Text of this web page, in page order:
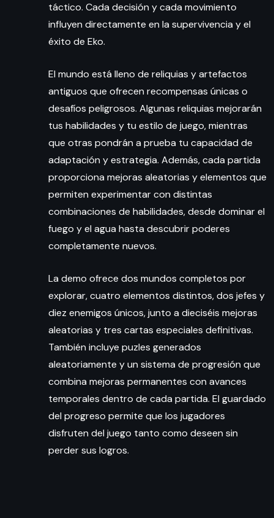
táctico. Cada decisión y cada movimiento
influyen directamente en la supervivencia y el
éxito de Eko.
El mundo está lleno de reliquias y artefactos
antiguos que ofrecen recompensas únicas o
desafíos peligrosos. Algunas reliquias mejorarán
tus habilidades y tu estilo de juego, mientras
que otras pondrán a prueba tu capacidad de
adaptación y estrategia. Además, cada partida
proporciona mejoras aleatorias y elementos que
permiten experimentar con distintas
combinaciones de habilidades, desde dominar el
fuego y el agua hasta descubrir poderes
completamente nuevos.
La demo ofrece dos mundos completos por
explorar, cuatro elementos distintos, dos jefes y
diez enemigos únicos, junto a dieciséis mejoras
aleatorias y tres cartas especiales definitivas.
También incluye puzles generados
aleatoriamente y un sistema de progresión que
combina mejoras permanentes con avances
temporales dentro de cada partida. El guardado
del progreso permite que los jugadores
disfruten del juego tanto como deseen sin
perder sus logros.